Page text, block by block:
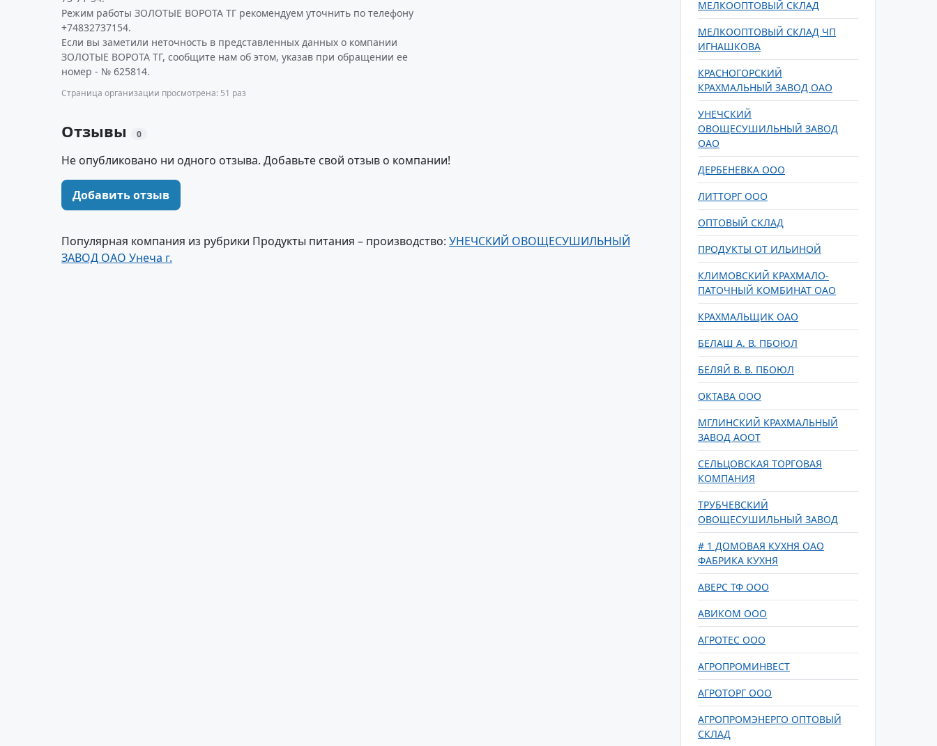
Режим работы ЗОЛОТЫЕ ВОРОТА ТГ рекомендуем уточнить по телефону
+74832737154.
Если вы заметили неточность в представленных данных о компании
ЗОЛОТЫЕ ВОРОТА ТГ, сообщите нам об этом, указав при обращении ее
номер - № 625814.
Страница организации просмотрена: 51 раз
Отзывы 0
Не опубликовано ни одного отзыва. Добавьте свой отзыв о компании!
Добавить отзыв
Популярная компания из рубрики Продукты питания – производство: УНЕЧСКИЙ ОВОЩЕСУШИЛЬНЫЙ
ЗАВОД ОАО Унеча г.
МЕЛКООПТОВЫЙ СКЛАД
МЕЛКООПТОВЫЙ СКЛАД ЧП
ИГНАШКОВА
КРАСНОГОРСКИЙ
КРАХМАЛЬНЫЙ ЗАВОД ОАО
УНЕЧСКИЙ
ОВОЩЕСУШИЛЬНЫЙ ЗАВОД
ОАО
ДЕРБЕНЕВКА ООО
ЛИТТОРГ ООО
ОПТОВЫЙ СКЛАД
ПРОДУКТЫ ОТ ИЛЬИНОЙ
КЛИМОВСКИЙ КРАХМАЛО-
ПАТОЧНЫЙ КОМБИНАТ ОАО
КРАХМАЛЬЩИК ОАО
БЕЛАШ А. В. ПБОЮЛ
БЕЛЯЙ В. В. ПБОЮЛ
ОКТАВА ООО
МГЛИНСКИЙ КРАХМАЛЬНЫЙ
ЗАВОД АООТ
СЕЛЬЦОВСКАЯ ТОРГОВАЯ
КОМПАНИЯ
ТРУБЧЕВСКИЙ
ОВОЩЕСУШИЛЬНЫЙ ЗАВОД
# 1 ДОМОВАЯ КУХНЯ ОАО
ФАБРИКА КУХНЯ
АВЕРС ТФ ООО
АВИКОМ ООО
АГРОТЕС ООО
АГРОПРОМИНВЕСТ
АГРОТОРГ ООО
АГРОПРОМЭНЕРГО ОПТОВЫЙ
СКЛАД